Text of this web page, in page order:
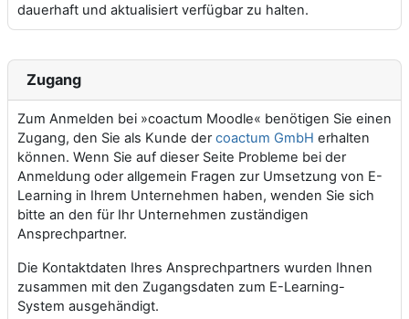
dauerhaft und aktualisiert verfügbar zu halten.
Zugang
Zum Anmelden bei »coactum Moodle« benötigen Sie einen
Zugang, den Sie als Kunde dercoactum GmbH erhalten
können. Wenn Sie auf dieser Seite Probleme bei der
Anmeldung oder allgemein Fragen zur Umsetzung von E-
Learning in Ihrem Unternehmen haben, wenden Sie sich
bitte an den für Ihr Unternehmen zuständigen
Ansprechpartner.
Die Kontaktdaten Ihres Ansprechpartners wurden Ihnen
zusammen mit den Zugangsdaten zum E-Learning-
System ausgehändigt.